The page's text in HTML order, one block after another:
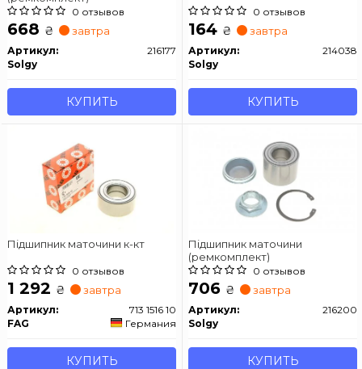
0 отзывов
668 ₴ завтра
Артикул:
216177
Solgy
КУПИТЬ
0 отзывов
164 ₴ завтра
Артикул:
214038
Solgy
КУПИТЬ
Підшипник маточини к-кт
0 отзывов
1 292 ₴ завтра
Артикул:
713 1516 10
FAG
Германия
КУПИТЬ
Підшипник маточини
(ремкомплект)
0 отзывов
706 ₴ завтра
Артикул:
216200
Solgy
КУПИТЬ